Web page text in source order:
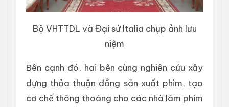
Bộ VHTTDL và Đại sứ Italia chụp ảnh lưu
niệm
Bên cạnh đó, hai bên cùng nghiên cứu xây
dựng thỏa thuận đồng sản xuất phim, tạo
cơ chế thông thoáng cho các nhà làm phim